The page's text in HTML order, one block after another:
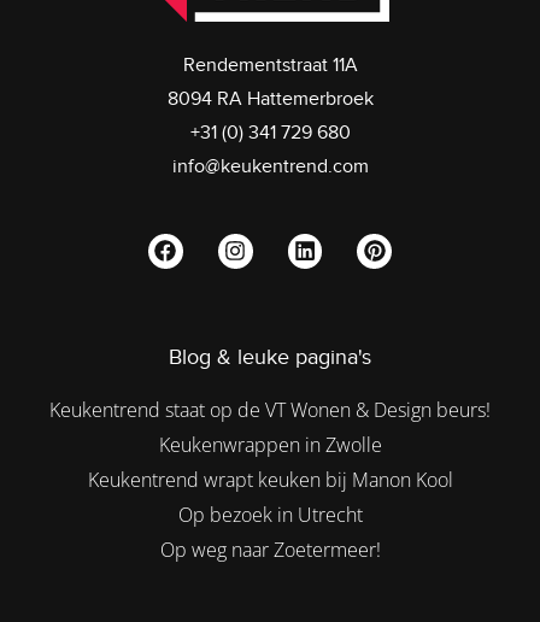
Rendementstraat 11A
8094 RA Hattemerbroek
+31 (0) 341 729 680
info@keukentrend.com
Blog & leuke pagina's
Keukentrend staat op de VT Wonen & Design beurs!
Keukenwrappen in Zwolle
Keukentrend wrapt keuken bij Manon Kool
Op bezoek in Utrecht
Op weg naar Zoetermeer!